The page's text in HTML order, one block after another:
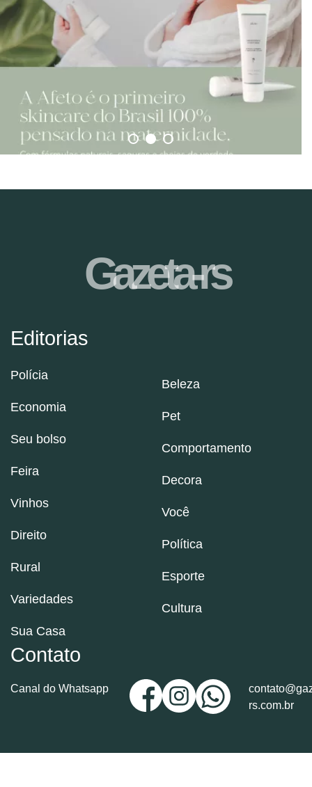
Editorias
Polícia
Economia
Seu bolso
Feira
Vinhos
Direito
Rural
Variedades
Sua Casa
Beleza
Pet
Comportamento
Decora
Você
Política
Esporte
Cultura
Contato
Canal do Whatsapp
rs.com.br
Gazeta-rs